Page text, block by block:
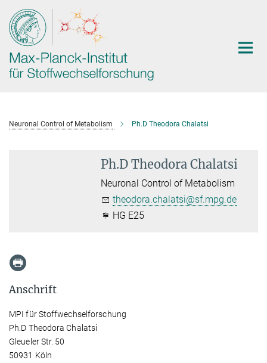
Hauptinhalt
Neuronal Control of Metabolism Ph.D Theodora Chalatsi
Ph.D Theodora Chalatsi
Neuronal Control of Metabolism
theodora.chalatsi@sf.mpg.de
HG E25
Anschrift
MPI für Stoffwechselforschung
Ph.D Theodora Chalatsi
Gleueler Str. 50
50931 Köln